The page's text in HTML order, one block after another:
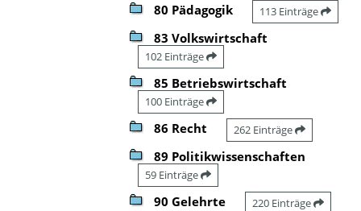
80 Pädagogik 113 Einträge
83 Volkswirtschaft
102 Einträge
85 Betriebswirtschaft
100 Einträge
86 Recht 262 Einträge
89 Politikwissenschaften
59 Einträge
90 Gelehrte 220 Einträge